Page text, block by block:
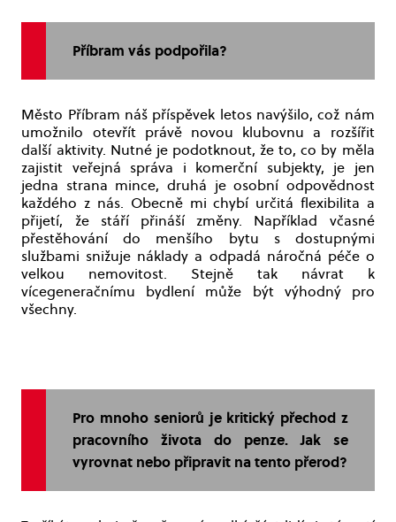
Příbram vás podpořila?
Město Příbram náš příspěvek letos navýšilo, což nám
umožnilo otevřít právě novou klubovnu a rozšířit
další aktivity. Nutné je podotknout, že to, co by měla
zajistit veřejná správa i komerční subjekty, je jen
jedna strana mince, druhá je osobní odpovědnost
každého z nás. Obecně mi chybí určitá flexibilita a
přijetí, že stáří přináší změny. Například včasné
přestěhování do menšího bytu s dostupnými
službami snižuje náklady a odpadá náročná péče o
velkou nemovitost. Stejně tak návrat k
vícegeneračnímu bydlení může být výhodný pro
všechny.
Pro mnoho seniorů je kritický přechod z
pracovního života do penze. Jak se
vyrovnat nebo připravit na tento přerod?